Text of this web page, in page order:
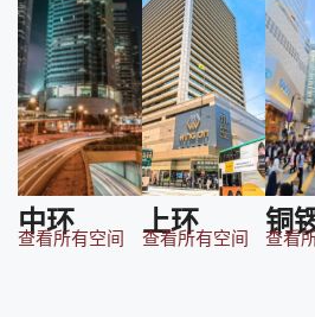
中环
查看所有空间 上环
查看所有空间 铜
查看